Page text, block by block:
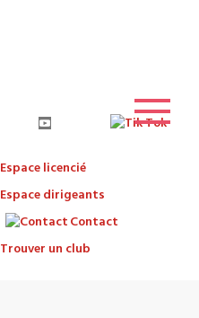
Espace licencié
Espace dirigeants
Contact
Trouver un club